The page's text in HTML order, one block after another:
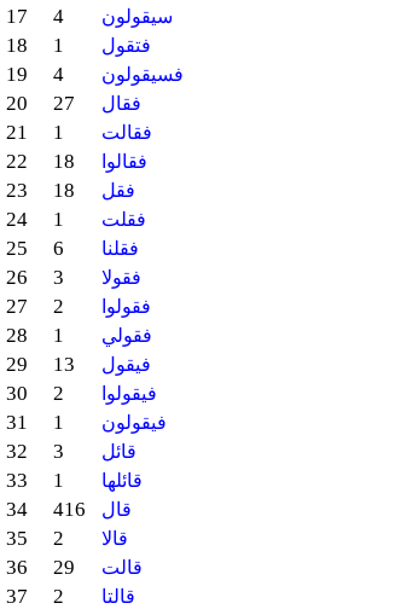
17 4 سيقولون
18 1 فتقول
19 4 فسيقولون
20 27 فقال
21 1 فقالت
22 18 فقالوا
23 18 فقل
24 1 فقلت
25 6 فقلنا
26 3 فقولا
27 2 فقولوا
28 1 فقولي
29 13 فيقول
30 2 فيقولوا
31 1 فيقولون
32 3 قائل
33 1 قائلها
34 416 قال
35 2 قالا
36 29 قالت
37 2 قالتا